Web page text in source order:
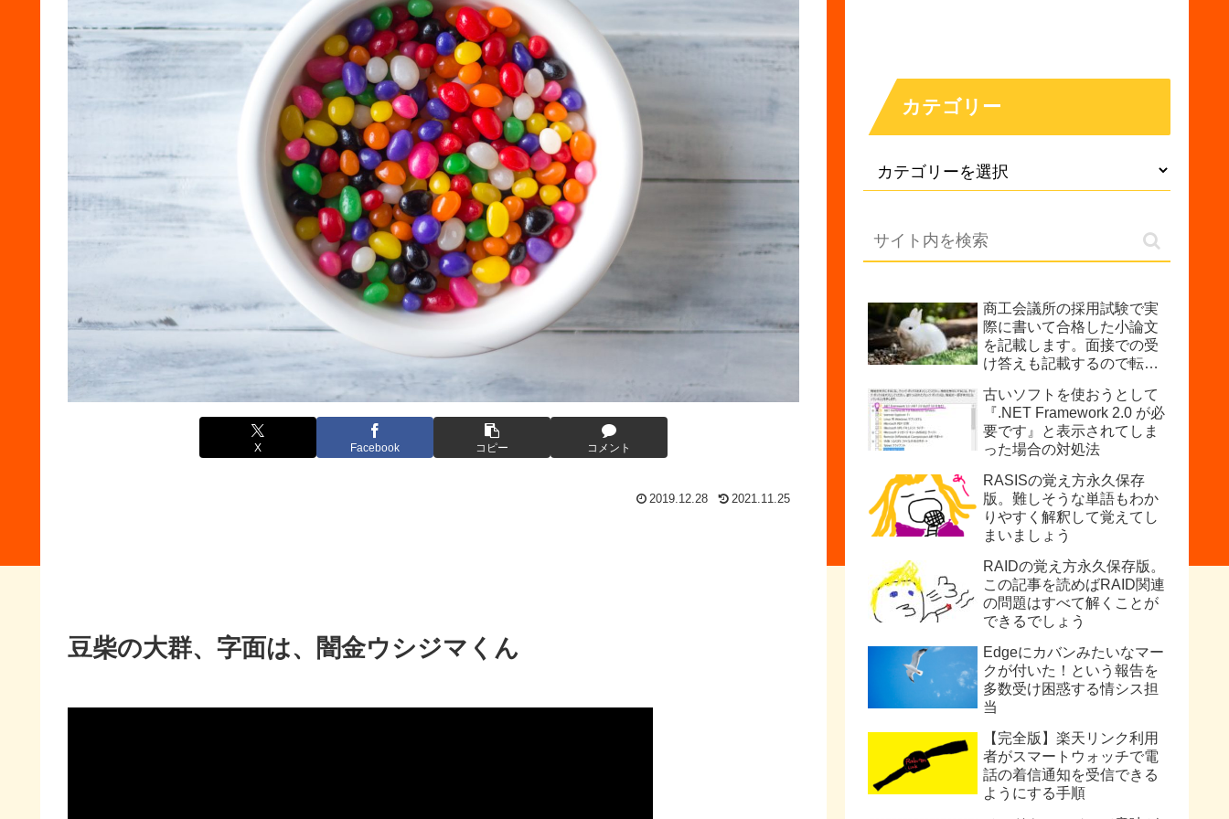
X Facebook コピー コメント
2019.12.28 2021.11.25
豆柴の大群、字面は、闇金ウシジマくん
カテゴリー
商工会議所の採用試験で実
際に書いて合格した小論文
を記載します。面接での受
け答えも記載するので転職
古いソフトを使おうとして
『.NET Framework 2.0 が必
要です』と表示されてしま
った場合の対処法
RASISの覚え方永久保存
版。難しそうな単語もわか
りやすく解釈して覚えてし
まいましょう
RAIDの覚え方永久保存版。
この記事を読めばRAID関連
の問題はすべて解くことが
できるでしょう
Edgeにカバンみたいなマー
クが付いた！という報告を
多数受け困惑する情シス担
当
【完全版】楽天リンク利用
者がスマートウォッチで電
話の着信通知を受信できる
ようにする手順